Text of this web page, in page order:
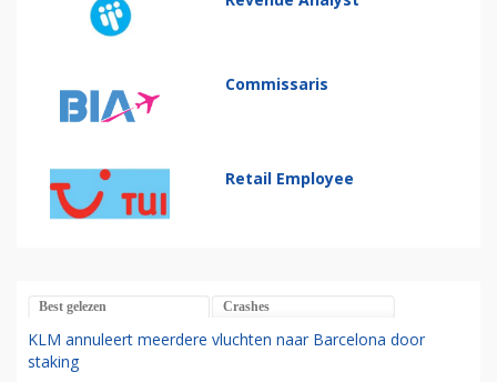
Commissaris
Retail Employee
Best gelezen Crashes
KLM annuleert meerdere vluchten naar Barcelona door
staking